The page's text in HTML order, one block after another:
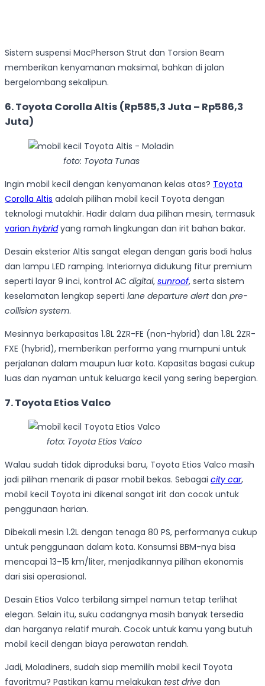
Sistem suspensi MacPherson Strut dan Torsion Beam
memberikan kenyamanan maksimal, bahkan di jalan
bergelombang sekalipun.
6. Toyota Corolla Altis (Rp585,3 Juta – Rp586,3
Juta)
foto: Toyota Tunas
Ingin mobil kecil dengan kenyamanan kelas atas? Toyota
Corolla Altis adalah pilihan mobil kecil Toyota dengan
teknologi mutakhir. Hadir dalam dua pilihan mesin, termasuk
varian hybridyang ramah lingkungan dan irit bahan bakar.
Desain eksterior Altis sangat elegan dengan garis bodi halus
dan lampu LED ramping. Interiornya didukung fitur premium
seperti layar 9 inci, kontrol AC digital, sunroof, serta sistem
keselamatan lengkap seperti lane departure alertdan pre-
collision system.
Mesinnya berkapasitas 1.8L 2ZR-FE (non-hybrid) dan 1.8L 2ZR-
FXE (hybrid), memberikan performa yang mumpuni untuk
perjalanan dalam maupun luar kota. Kapasitas bagasi cukup
luas dan nyaman untuk keluarga kecil yang sering bepergian.
7. Toyota Etios Valco
foto: Toyota Etios Valco
Walau sudah tidak diproduksi baru, Toyota Etios Valco masih
jadi pilihan menarik di pasar mobil bekas. Sebagai city car,
mobil kecil Toyota ini dikenal sangat irit dan cocok untuk
penggunaan harian.
Dibekali mesin 1.2L dengan tenaga 80 PS, performanya cukup
untuk penggunaan dalam kota. Konsumsi BBM-nya bisa
mencapai 13–15 km/liter, menjadikannya pilihan ekonomis
dari sisi operasional.
Desain Etios Valco terbilang simpel namun tetap terlihat
elegan. Selain itu, suku cadangnya masih banyak tersedia
dan harganya relatif murah. Cocok untuk kamu yang butuh
mobil kecil dengan biaya perawatan rendah.
Jadi, Moladiners, sudah siap memilih mobil kecil Toyota
favoritmu? Pastikan kamu melakukan test drive dan